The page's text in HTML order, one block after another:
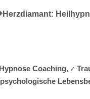
Coaching, ✓